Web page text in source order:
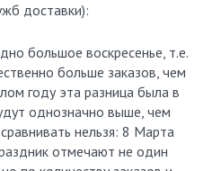
доставки):
большое воскресенье, т.е.
больше заказов, чем
году эта разница была в
однозначно выше, чем
нельзя: 8 Марта
отмечают не один